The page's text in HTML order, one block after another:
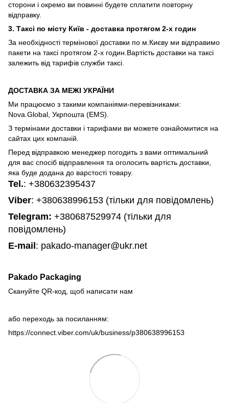
сторони і окремо ви повинні будете сплатити повторну
відправку.
3. Таксі по місту Київ - доставка протягом 2-х годин
За необхідності термінової доставки по м.Києву ми відправимо
пакети на таксі протягом 2-х годин.Вартість доставки на таксі
залежить від тарифів служби таксі.
ДОСТАВКА ЗА МЕЖІ УКРАЇНИ
Ми працюємо з такими компаніями-перевізниками:
Nova.Global, Укрпошта (EMS).
З термінами доставки і тарифами ви можете ознайомитися на
сайтах цих компаній.
Перед відправкою менеджер погодить з вами оптимальний
для вас спосіб відправлення та оголосить вартість доставки,
яка буде додана до варстості товару.
Tel.: +380632395437
Viber: +380638996153 (тільки для повідомлень)
Telegram: +380687529974 (тільки для
повідомлень)
E-mail : pakado-manager@ukr.net
Pakado Packaging
Скануйте QR-код, щоб написати нам
або переходь за посиланням:
https://connect.viber.com/uk/business/p380638996153